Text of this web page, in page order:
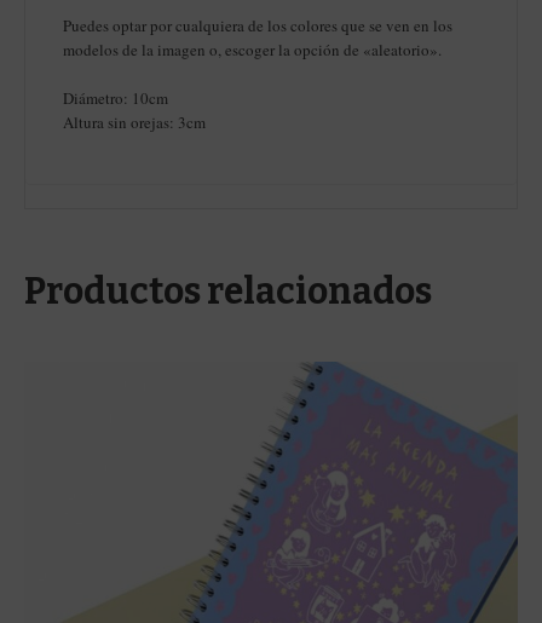
Puedes optar por cualquiera de los colores que se ven en los
modelos de la imagen o, escoger la opción de «aleatorio».
Diámetro: 10cm
Altura sin orejas: 3cm
Productos relacionados